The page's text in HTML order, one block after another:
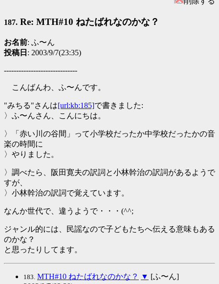
187. Re: MTH#10 ねたばれなのかな？
お名前: ふ〜ん
投稿日 : 2003/9/7(23:35)
------------------------------
こんばんわ、ふ〜んです。
"みちる"さんは[url:kb:185]で書きました:
〉ふ〜んさん、こんにちは。
〉「赤い川の谷間」って小学校だったか中学校だったかの音
楽の時間に
〉やりました。
〉調べたら、阪田寛夫の訳詞と小林幹治の訳詞があるようで
すが、
〉小林幹治の訳詞で覚えています。
なんか世代で、違うようで・・・(^^;
ジャンル的には、民謡なので子どもたちへ伝える意味もある
のかな？
と思ったりしてます。
183. MTH#10 ねたばれなのかな？ ▼ [ふ〜ん]